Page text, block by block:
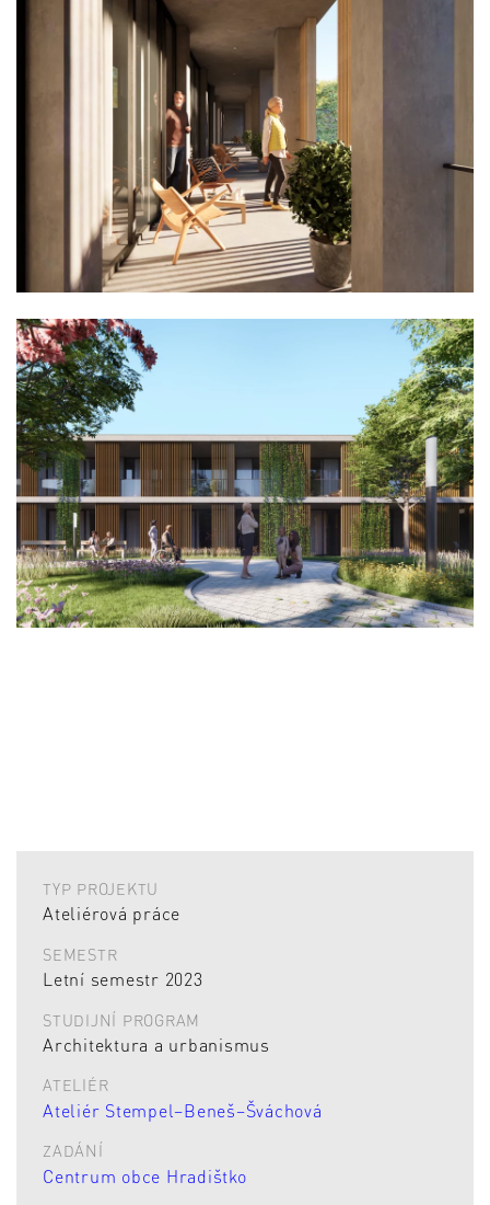
TYP PROJEKTU
Ateliérová práce
SEMESTR
Letní semestr 2023
STUDIJNÍ PROGRAM
Architektura a urbanismus
ATELIÉR
Ateliér Stempel–Beneš–Šváchová
ZADÁNÍ
Centrum obce Hradištko